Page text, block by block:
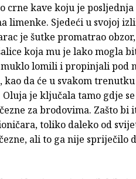
crne kave koju je
limenke. Sjedeći u svojoj
je šutke promatrao
koja mu je lako mogla
muklo lomili i propinjali pod
kao da će u svakom
je ključala tamo gdje
za brodovima. Zašto bi
toliko daleko od
ali to ga nije spriječilo